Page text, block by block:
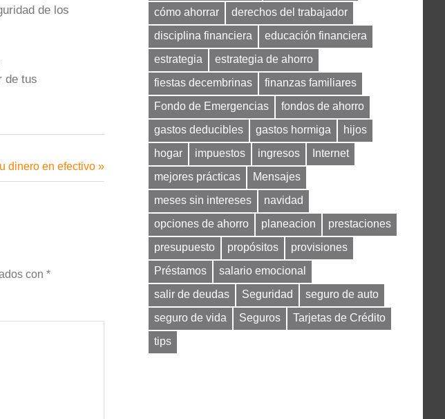
de los
de tus
dinero en efectivo
con *
cómo ahorrar
derechos del trabajador
disciplina financiera
educación financiera
estrategia
estrategia de ahorro
fiestas decembrinas
finanzas familiares
Fondo de Emergencias
fondos de ahorro
gastos deducibles
gastos hormiga
hijos
hogar
impuestos ingresos
Internet
mejores prácticas
Mensajes
meses sin intereses
navidad
opciones de ahorro
planeacion
prestaciones
presupuesto
propósitos
provisiones
Préstamos
salario emocional
salir de deudas
Seguridad
seguro de auto
seguro de vida
Seguros
Tarjetas de Crédito
tips